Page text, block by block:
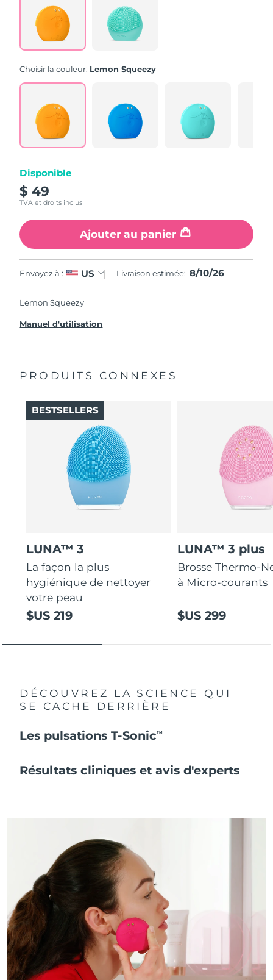
Same
page
link.
Choisir la couleur: Lemon Squeezy
Disponible
$ 49
TVA et droits inclus
Ajouter au panier
Envoyez à : US Livraison estimée: 8/10/26
Lemon Squeezy
Manuel d'utilisation
PRODUITS CONNEXES
LUNA™ 3
La façon la plus
hygiénique de nettoyer
votre peau
$US 219
BESTSELLERS
LUNA™ 3 plus
Brosse Thermo-
à Micro-courants
$US 299
DÉCOUVREZ LA SCIENCE QUI
SE CACHE DERRIÈRE
Les pulsations T-SonicTM
Résultats cliniques et avis d'experts